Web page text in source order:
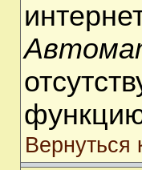
Вернуться